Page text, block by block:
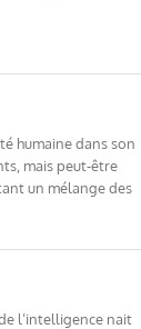
humaine dans son
mais peut-être
un mélange des
l’intelligence nait